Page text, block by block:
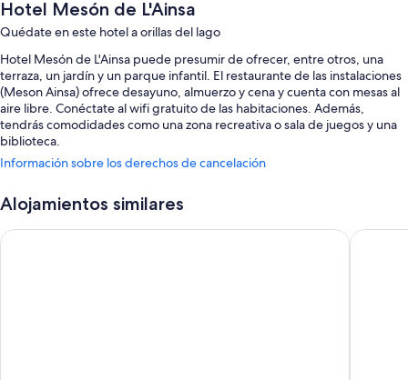
Hotel Mesón de L'Ainsa
Quédate en este hotel a orillas del lago
Hotel Mesón de L'Ainsa puede presumir de ofrecer, entre otros, una
terraza, un jardín y un parque infantil. El restaurante de las instalaciones
(Meson Ainsa) ofrece desayuno, almuerzo y cena y cuenta con mesas al
aire libre. Conéctate al wifi gratuito de las habitaciones. Además,
tendrás comodidades como una zona recreativa o sala de juegos y una
biblioteca.
También hay otros servicios, como:
Acceso a una piscina al aire libre cercana
Desayuno bufé (de pago), una caja fuerte en recepción y un
Información sobre los derechos de cancelación
Alojamientos similares
Hotel Sánchez